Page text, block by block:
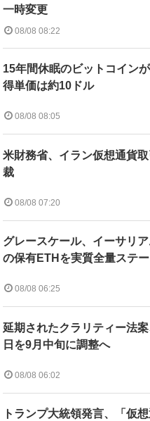
一時変更
08/08 08:22
15年間休眠のビットコイン
得単価は約10ドル
08/08 08:05
米財務省、イラン仮想通貨
裁
08/08 07:20
グレースケール、イーサリ
の保有ETHを実質全量ステ
08/08 06:25
延期されたクラリティー法
日を9月中旬に調整へ
08/08 06:02
トランプ大統領発言、「仮